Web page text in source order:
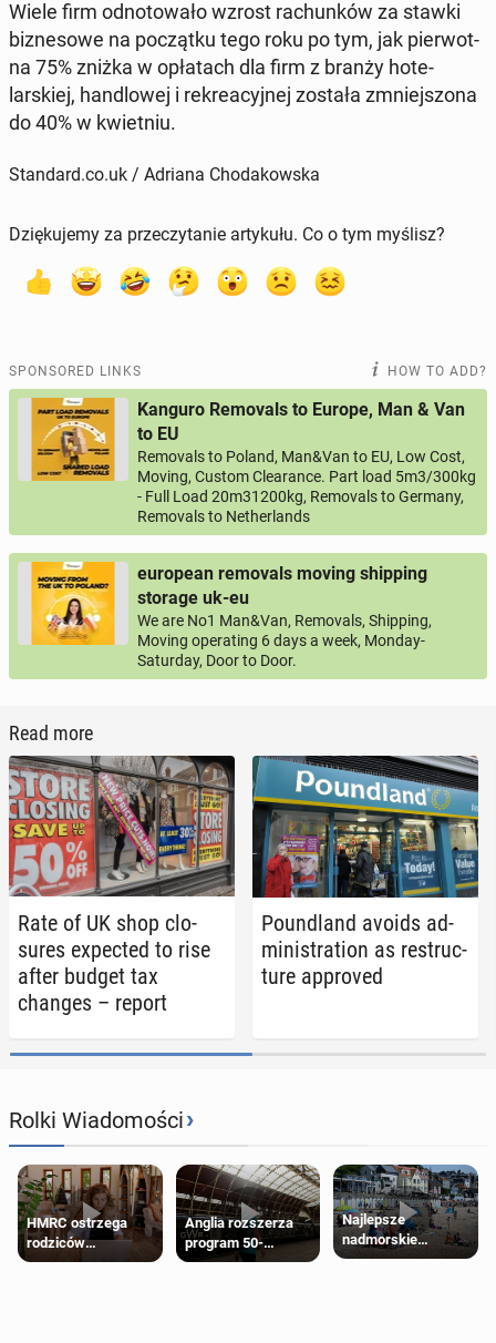
Wiele firm odno­towało wzrost rachunków za stawki
biz­ne­sowe na początku tego roku po tym, jak pier­wot­
na 75% zniżka w opłat­ach dla firm z branży hote­
larskiej, hand­lowej i rekrea­cyjnej została zm­niejs­zona
do 40% w kwiet­niu.
Standard.co.uk / Adriana Chodakowska
Dziękujemy za przeczytanie artykułu. Co o tym myślisz?
SPONSORED LINKS HOW TO ADD?
Kanguro Removals to Europe, Man & Van
to EU
Removals to Poland, Man&Van to EU, Low Cost,
Moving, Custom Clearance. Part load 5m3/300kg
- Full Load 20m31200kg, Removals to Germany,
Removals to Netherlands
european removals moving shipping
storage uk-eu
We are No1 Man&Van, Removals, Shipping,
Moving operating 6 days a week, Monday-
Saturday, Door to Door.
Read more
Rate of UK shop clo­
sures ex­pect­ed to rise
after budget tax
changes – report
Pound­land avoids ad­
min­is­tra­tion as re­struc­
ture ap­proved
Rolki Wiadomości›
HMRC ostrzega
rodziców
pobierających Child
Anglia rozszerza
program 50-
procentowych
Najlepsze
nadmorskie
miasteczko blisko